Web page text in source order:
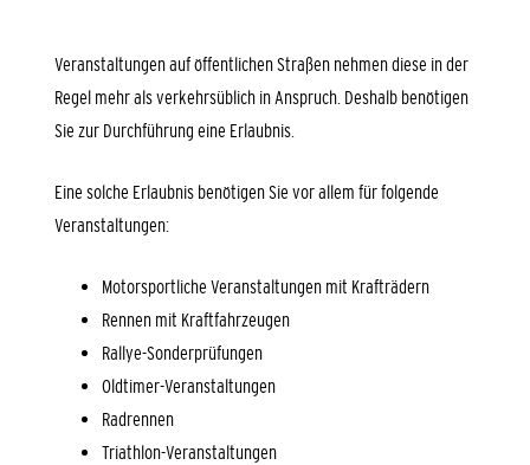
Veranstaltungen auf öffentlichen Straßen nehmen diese in der
Regel mehr als verkehrsüblich in Anspruch. Deshalb benötigen
Sie zur Durchführung eine Erlaubnis.
Eine solche Erlaubnis benötigen Sie vor allem für folgende
Veranstaltungen:
Motorsportliche Veranstaltungen mit Krafträdern
Rennen mit Kraftfahrzeugen
Rallye-Sonderprüfungen
Oldtimer-Veranstaltungen
Radrennen
Triathlon-Veranstaltungen